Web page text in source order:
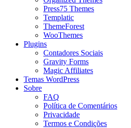
Press75 Themes
Templatic
ThemeForest
WooThemes
Plugins
Contadores Sociais
Gravity Forms
Magic Affiliates
Temas WordPress
Sobre
FAQ
Política de Comentários
Privacidade
Termos e Condições